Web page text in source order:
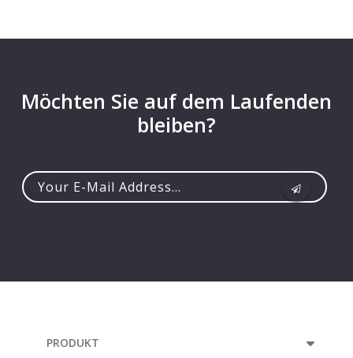
Möchten Sie auf dem Laufenden
bleiben?
PRODUKT